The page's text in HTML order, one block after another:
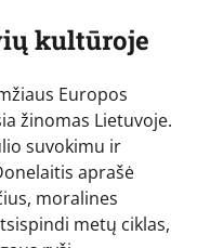
kultūroje
Europos
žinomas Lietuvoje.
suvokimu ir
aprašė
moralines
metų ciklas,